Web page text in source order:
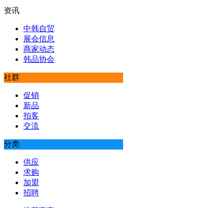
资讯
中韩自贸
展会信息
商家动态
韩品协会
社群
促销
新品
拍客
交流
分类
供应
求购
加盟
招聘